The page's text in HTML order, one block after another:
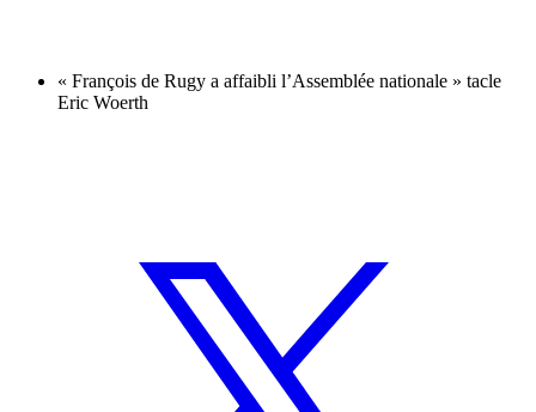
« François de Rugy a affaibli l’Assemblée nationale » tacle
Eric Woerth